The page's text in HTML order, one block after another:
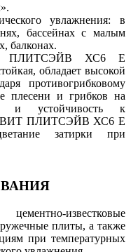
увлажнения: в
бассейнах с малым
балконах.
ПЛИТСЭЙВ ХС6 Е
обладает высокой
противогрибковому
плесени и грибков на
и устойчивость к
ПЛИТСЭЙВ ХС6 Е
затирки при
известковые
плиты, а также
при температурных